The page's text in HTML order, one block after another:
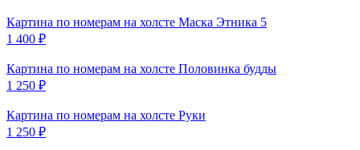
Картина по номерам на холсте Маска Этника 5
1 400 ₽
Картина по номерам на холсте Половинка будды
1 250 ₽
Картина по номерам на холсте Руки
1 250 ₽